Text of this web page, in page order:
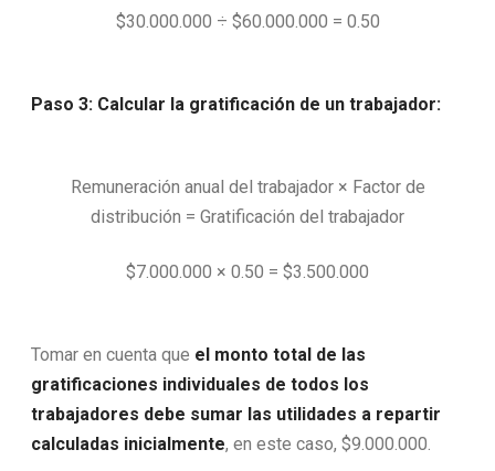
$30.000.000 ÷ $60.000.000 = 0.50
Paso 3: Calcular la gratificación de un trabajador:
Remuneración anual del trabajador × Factor de
distribución = Gratificación del trabajador
$7.000.000 × 0.50 = $3.500.000
Tomar en cuenta que el monto total de las
gratificaciones individuales de todos los
trabajadores debe sumar las utilidades a repartir
calculadas inicialmente, en este caso, $9.000.000.